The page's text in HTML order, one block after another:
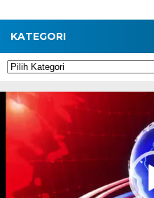
KATEGORI
Kategori
Pemutar
Video